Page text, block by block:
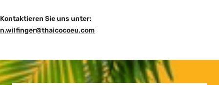
Kontaktieren Sie uns unter:
n.wilfinger@thaicocoeu.com